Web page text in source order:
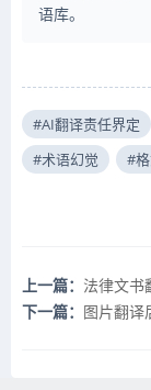
语库。
#AI翻译责任界定
#术语幻觉
#
上一篇： 法律文书
下一篇： 图片翻译